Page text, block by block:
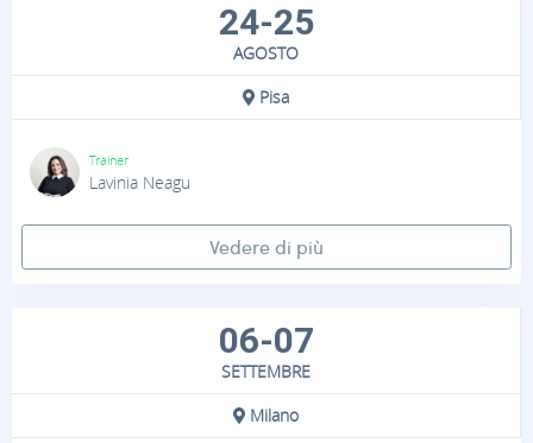
24-25
AGOSTO
Pisa
Trainer
Lavinia Neagu
Vedere di più
06-07
SETTEMBRE
Milano